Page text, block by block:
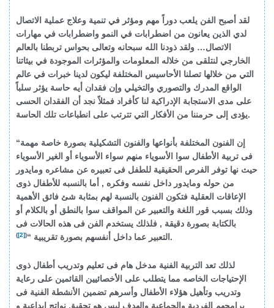
لقد أصبح الفن يلعب دوراً مهم ومؤثر في تنمية وعلاج عملية الاتصال
لدي الذين يعانون من اضطرابات في النمو واضطرابات في مهارات
الاتصال… ولقد ذودنا الله سبحانه وتعالى بحواس تربطنا بالعالم
الخارجي لنتلقى من خلاله المعلومات والمؤثرات الموجودة في بيئاتنا
التي من خلالها تصلنا الأحاسيس المختلفة ليكون لدينا خبرات في عالم
الواقع المدرك والتصوري والتخيلي وإن فقدان أيه حاسة يؤثر سلباً
على مدى الاستجابة الإدراكية لنا كأفراد فمثلاً نجد أن الفقدان الحسى
يؤدى إلى حرمننا من الأفكار التي تترتب على انطباعات تلك الحاسة.
“إن الفنون المختلفة بأنواعها والفنون التشكيلية بصورة خاصة مهمة
فى تربية الأطفال سوا الأسوياء منهم سواء الأسوياء أو الغير الأسوياء
حيث نها توفر الفرص الحقيقية للطفل فى تعبيره عن مشاعره ومايدور
من حوله ومايدور داخل نفسه وفكره , أما بالنسبه للأطفال ذوى
الإعاقات العقلية فتكون الفنون بالنسبة لهم بمثابة شئ فائق الأهمية
وذلك بسبب قور اللغة والتعبير عن المواقف سوا بالنطق أو بالكلام أو
بالكتابة بصورة دقيقة , فلذلك يستخدم الفن فى هذه الحالات فى
التعبير عما داخل أنفسهم بصورة تقريبية “(
[2]
) .
لذلك تعد التربية الفنية مدخل هام فى تعليم وتدريب أطفال ذوى
الإحتياجات الخاصه مما يتطلب على الأخصائيين القائمين على رعاية
وتدريب وتأهيل هؤلاء الأطفال وأسرهم تضمين الأنشطة الفنية فى
برامجهم الفردية والجماعية والهدف ليس هو تحقيق نواتج إبداعية و